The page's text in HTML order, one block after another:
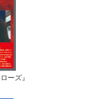
ーズ』